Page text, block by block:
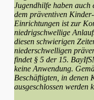
Jugendhilfe haben auch
dem präventiven
Einrichtungen ist zur
niedrigschwellige
diesen schwierigen
niederschwelligen
findet § 5 der 15.
keine Anwendung.
Beschäftigten, in denen
ausgeschlossen werden